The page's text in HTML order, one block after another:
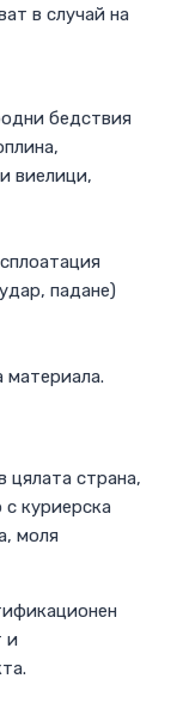
в случай на
бедствия
виелици,
падане)
материала.
цялата страна,
куриерска
моля
и